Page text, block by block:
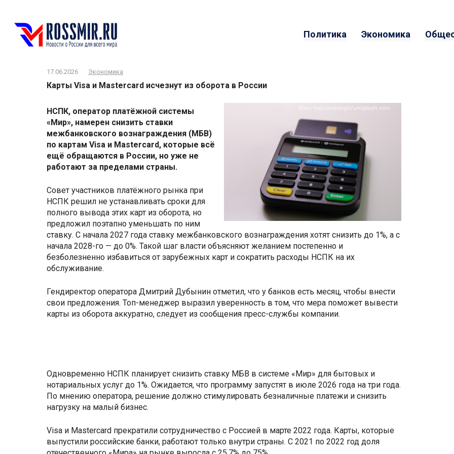
контенту
Политика Экономика
17.06.2026 Экономика
Карты Visa и Mastercard исчезнут из оборота в России
Фото: hellooodesign/unsplash.com
НСПК, оператор платёжной системы
«Мир», намерен снизить ставки
межбанковского вознаграждения (МБВ)
по картам Visa и Mastercard, которые всё
ещё обращаются в России, но уже не
работают за пределами страны.
Совет участников платёжного рынка при
НСПК решил не устанавливать сроки для
полного вывода этих карт из оборота, но
предложил поэтапно уменьшать по ним
ставку. С начала 2027 года ставку межбанковского вознаграждения хотят снизить до 1%, а с
начала 2028-го — до 0%. Такой шаг власти объясняют желанием постепенно и
безболезненно избавиться от зарубежных карт и сократить расходы НСПК на их
обслуживание.
Гендиректор оператора Дмитрий Дубынин отметил, что у банков есть месяц, чтобы внести
свои предложения. Топ-менеджер выразил уверенность в том, что мера поможет вывести
карты из оборота аккуратно, следует из сообщения пресс-службы компании.
Одновременно НСПК планирует снизить ставку МБВ в системе «Мир» для бытовых и
нотариальных услуг до 1%. Ожидается, что программу запустят в июле 2026 года на три года.
По мнению оператора, решение должно стимулировать безналичные платежи и снизить
нагрузку на малый бизнес.
Visa и Mastercard прекратили сотрудничество с Россией в марте 2022 года. Карты, которые
выпустили российские банки, работают только внутри страны. С 2021 по 2022 год доля